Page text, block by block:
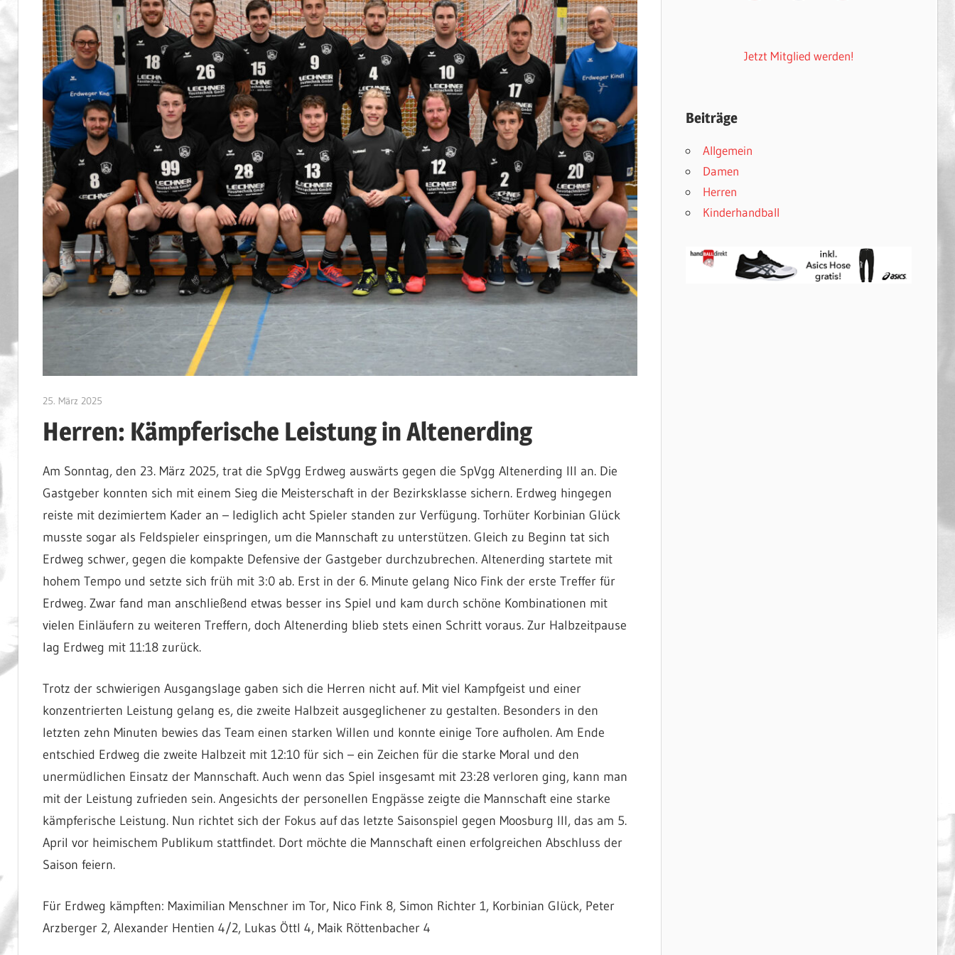
25. März 2025
Herren: Kämpferische Leistung in Altenerding
Am Sonntag, den 23. März 2025, trat die SpVgg Erdweg auswärts gegen die SpVgg Altenerding III an. Die
Gastgeber konnten sich mit einem Sieg die Meisterschaft in der Bezirksklasse sichern. Erdweg hingegen
reiste mit dezimiertem Kader an – lediglich acht Spieler standen zur Verfügung. Torhüter Korbinian Glück
musste sogar als Feldspieler einspringen, um die Mannschaft zu unterstützen. Gleich zu Beginn tat sich
Erdweg schwer, gegen die kompakte Defensive der Gastgeber durchzubrechen. Altenerding startete mit
hohem Tempo und setzte sich früh mit 3:0 ab. Erst in der 6. Minute gelang Nico Fink der erste Treffer für
Erdweg. Zwar fand man anschließend etwas besser ins Spiel und kam durch schöne Kombinationen mit
vielen Einläufern zu weiteren Treffern, doch Altenerding blieb stets einen Schritt voraus. Zur Halbzeitpause
lag Erdweg mit 11:18 zurück.
Trotz der schwierigen Ausgangslage gaben sich die Herren nicht auf. Mit viel Kampfgeist und einer
konzentrierten Leistung gelang es, die zweite Halbzeit ausgeglichener zu gestalten. Besonders in den
letzten zehn Minuten bewies das Team einen starken Willen und konnte einige Tore aufholen. Am Ende
entschied Erdweg die zweite Halbzeit mit 12:10 für sich – ein Zeichen für die starke Moral und den
unermüdlichen Einsatz der Mannschaft. Auch wenn das Spiel insgesamt mit 23:28 verloren ging, kann man
mit der Leistung zufrieden sein. Angesichts der personellen Engpässe zeigte die Mannschaft eine starke
kämpferische Leistung. Nun richtet sich der Fokus auf das letzte Saisonspiel gegen Moosburg III, das am 5.
April vor heimischem Publikum stattfindet. Dort möchte die Mannschaft einen erfolgreichen Abschluss der
Saison feiern.
Für Erdweg kämpften: Maximilian Menschner im Tor, Nico Fink 8, Simon Richter 1, Korbinian Glück, Peter
Arzberger 2, Alexander Hentien 4/2, Lukas Öttl 4, Maik Röttenbacher 4
Jetzt Mitglied werden!
Beiträge
Allgemein
Damen
Herren
Kinderhandball